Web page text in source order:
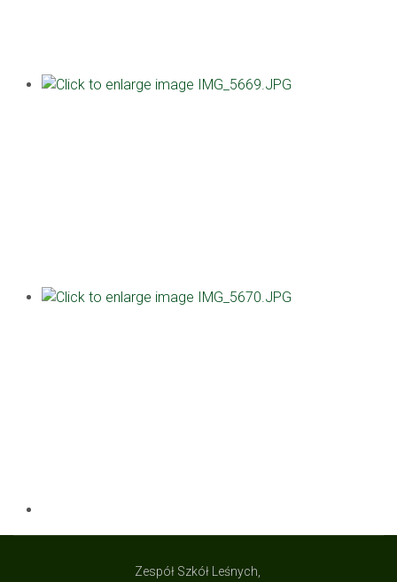
Zespół Szkół Leśnych,